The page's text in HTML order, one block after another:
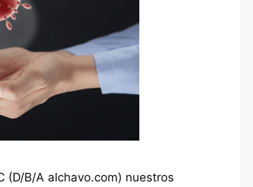
(D/B/A alchavo.com) nuestros